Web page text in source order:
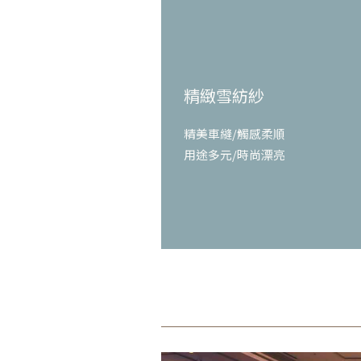
精緻雪紡紗
精美車縫/觸感柔順
用途多元/時尚漂亮